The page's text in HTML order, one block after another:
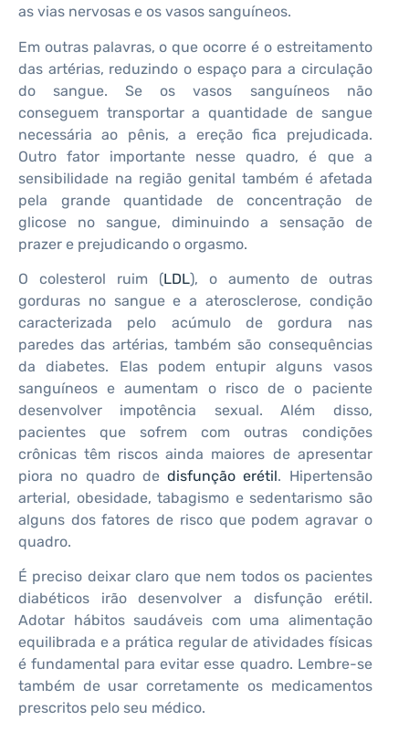
as vias nervosas e os vasos sanguíneos.
Em outras palavras, o que ocorre é o estreitamento
das artérias, reduzindo o espaço para a circulação
do sangue. Se os vasos sanguíneos não
conseguem transportar a quantidade de sangue
necessária ao pênis, a ereção fica prejudicada.
Outro fator importante nesse quadro, é que a
sensibilidade na região genital também é afetada
pela grande quantidade de concentração de
glicose no sangue, diminuindo a sensação de
prazer e prejudicando o orgasmo.
O colesterol ruim (LDL), o aumento de outras
gorduras no sangue e a aterosclerose, condição
caracterizada pelo acúmulo de gordura nas
paredes das artérias, também são consequências
da diabetes. Elas podem entupir alguns vasos
sanguíneos e aumentam o risco de o paciente
desenvolver impotência sexual. Além disso,
pacientes que sofrem com outras condições
crônicas têm riscos ainda maiores de apresentar
piora no quadro dedisfunção erétil. Hipertensão
arterial, obesidade, tabagismo e sedentarismo são
alguns dos fatores de risco que podem agravar o
quadro.
É preciso deixar claro que nem todos os pacientes
diabéticos irão desenvolver a disfunção erétil.
Adotar hábitos saudáveis com uma alimentação
equilibrada e a prática regular de atividades físicas
é fundamental para evitar esse quadro. Lembre-se
também de usar corretamente os medicamentos
prescritos pelo seu médico.